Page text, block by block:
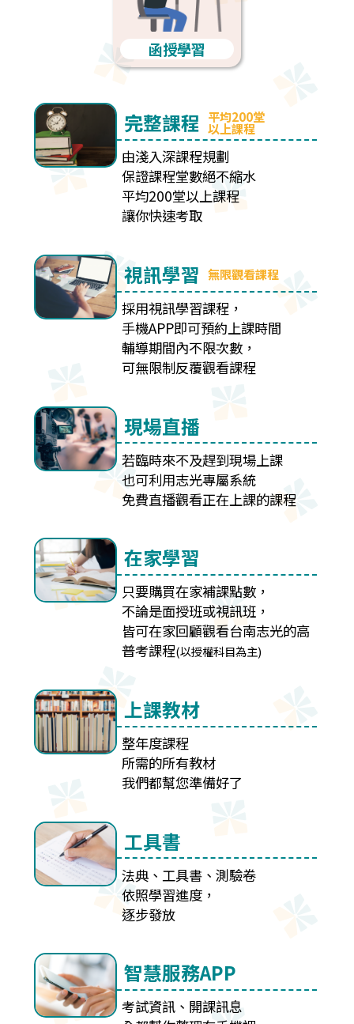
函授學習
完整課程 平均200堂
以上課程
由淺入深課程規劃
保證課程堂數絕不縮水
平均200堂以上課程
讓你快速考取
視訊學習 無限觀看課程
採用視訊學習課程，
手機APP即可預約上課時間
輔導期間內不限次數，
可無限制反覆觀看課程
現場直播
若臨時來不及趕到現場上課
也可利用志光專屬系統
免費直播觀看正在上課的課程
在家學習
只要購買在家補課點數，
不論是面授班或視訊班，
皆可在家回顧觀看台南志光的高
普考課程(以授權科目為主)
上課教材
整年度課程
所需的所有教材
我們都幫您準備好了
工具書
法典、工具書、測驗卷
依照學習進度，
逐步發放
智慧服務APP
考試資訊、開課訊息